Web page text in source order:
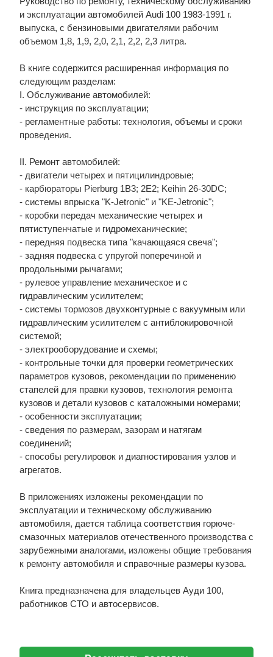
и эксплуатации автомобилей Audi 100 1983-1991 г.
выпуска, с бензиновыми двигателями рабочим
объемом 1,8, 1,9, 2,0, 2,1, 2,2, 2,3 литра.
В книге содержится расширенная информация по
следующим разделам:
I. Обслуживание автомобилей:
- инструкция по эксплуатации;
- регламентные работы: технология, объемы и сроки
проведения.
II. Ремонт автомобилей:
- двигатели четырех и пятицилиндровые;
- карбюраторы Pierburg 1B3; 2E2; Keihin 26-30DC;
- системы впрыска "K-Jetronic" и "KE-Jetronic";
- коробки передач механические четырех и
пятиступенчатые и гидромеханические;
- передняя подвеска типа "качающаяся свеча";
- задняя подвеска с упругой поперечиной и
продольными рычагами;
- рулевое управление механическое и с
гидравлическим усилителем;
- системы тормозов двухконтурные с вакуумным или
гидравлическим усилителем с антиблокировочной
системой;
- электрооборудование и схемы;
- контрольные точки для проверки геометрических
параметров кузовов, рекомендации по применению
стапелей для правки кузовов, технология ремонта
кузовов и детали кузовов с каталожными номерами;
- особенности эксплуатации;
- сведения по размерам, зазорам и натягам
соединений;
- способы регулировок и диагностирования узлов и
агрегатов.
В приложениях изложены рекомендации по
эксплуатации и техническому обслуживанию
автомобиля, дается таблица соответствия горюче-
смазочных материалов отечественного производства с
зарубежными аналогами, изложены общие требования
к ремонту автомобиля и справочные размеры кузова.
Книга предназначена для владельцев Ауди 100,
работников СТО и автосервисов.